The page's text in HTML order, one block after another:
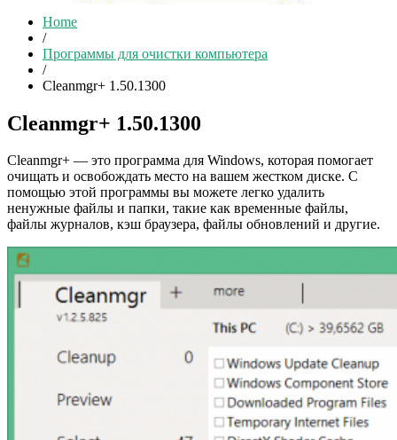
Home
/
Программы для очистки компьютера
/
Cleanmgr+ 1.50.1300
Cleanmgr+ 1.50.1300
Cleanmgr+ — это программа для Windows, которая помогает
очищать и освобождать место на вашем жестком диске. С
помощью этой программы вы можете легко удалить
ненужные файлы и папки, такие как временные файлы,
файлы журналов, кэш браузера, файлы обновлений и другие.